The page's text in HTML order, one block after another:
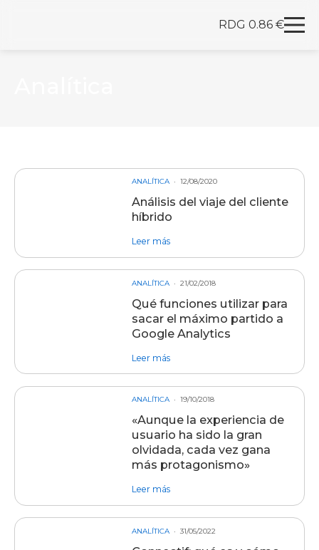
Skip to content
Redegal. Agencia de Marketing digital y desarrollo
RDG 0.86 €
ANALÍTICA 12/08/2020
Análisis del viaje del cliente
híbrido
Leer mássobre entrada Análisis del viaje del
ANALÍTICA 21/02/2018
Qué funciones utilizar para
sacar el máximo partido a
Google Analytics
Leer mássobre entrada Qué funciones
ANALÍTICA 19/10/2018
«Aunque la experiencia de
usuario ha sido la gran
olvidada, cada vez gana
más protagonismo»
Leer mássobre entrada «Aunque la
ANALÍTICA 31/05/2022